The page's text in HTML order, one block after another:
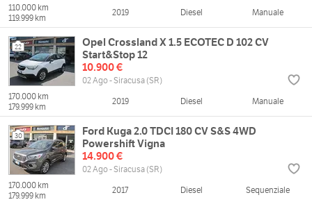
110.000 km
119.999 km
2019 Diesel Manuale
22
Opel Crossland X 1.5 ECOTEC D 102 CV
Start&Stop 12
10.900 €
02 Ago - Siracusa (SR)
170.000 km
179.999 km
2019 Diesel Manuale
30
Ford Kuga 2.0 TDCI 180 CV S&S 4WD
Powershift Vigna
14.900 €
02 Ago - Siracusa (SR)
170.000 km
179.999 km
2017 Diesel Sequenziale